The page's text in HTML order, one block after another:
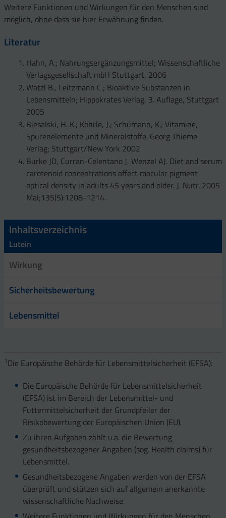
Weitere Funktionen und Wirkungen für den Menschen sind
möglich, ohne dass sie hier Erwähnung finden.
Literatur
Hahn, A.; Nahrungsergänzungsmittel; Wissenschaftliche
Verlagsgesellschaft mbH Stuttgart, 2006
Watzl B., Leitzmann C.; Bioaktive Substanzen in
Lebensmitteln; Hippokrates Verlag, 3. Auflage, Stuttgart
2005
Biesalski, H. K.; Köhrle, J.; Schümann, K.; Vitamine,
Spurenelemente und Mineralstoffe. Georg Thieme
Verlag; Stuttgart/New York 2002
Burke JD, Curran-Celentano J, Wenzel AJ. Diet and serum
carotenoid concentrations affect macular pigment
optical density in adults 45 years and older. J. Nutr. 2005
Mai;135(5):1208-1214.
Inhaltsverzeichnis
Lutein
Wirkung
Sicherheitsbewertung
Lebensmittel
1Die Europäische Behörde für Lebensmittelsicherheit (EFSA):
Die Europäische Behörde für Lebensmittelsicherheit
(EFSA) ist im Bereich der Lebensmittel- und
Futtermittelsicherheit der Grundpfeiler der
Risikobewertung der Europäischen Union (EU).
Zu ihren Aufgaben zählt u.a. die Bewertung
gesundheitsbezogener Angaben (sog. Health claims) für
Lebensmittel.
Gesundheitsbezogene Angaben werden von der EFSA
überprüft und stützen sich auf allgemein anerkannte
wissenschaftliche Nachweise.